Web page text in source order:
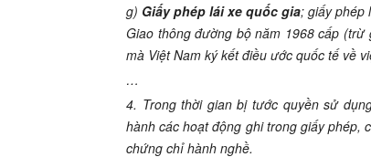
g) Giấy phép lái xe quốc gia; giấy phép
Giao thông đường bộ năm 1968 cấp
mà Việt Nam ký kết điều ước quốc tế về
…
4. Trong thời gian bị tước quyền sử
hành các hoạt động ghi trong giấy phép,
chứng chỉ hành nghề.